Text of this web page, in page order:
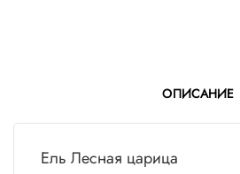
ОПИСАНИЕ
Ель Лесная царица